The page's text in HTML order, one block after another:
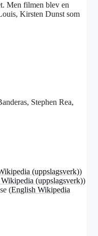
Men filmen blev en
Kirsten Dunst som
Stephen Rea,
(uppslagsverk))
(uppslagsverk))
(English Wikipedia